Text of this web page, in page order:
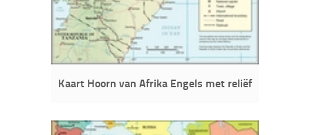
Kaart Hoorn van Afrika Engels met reliëf